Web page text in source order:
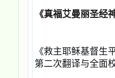
《真福艾曼丽圣经
《救主耶稣基督生
第二次翻译与全